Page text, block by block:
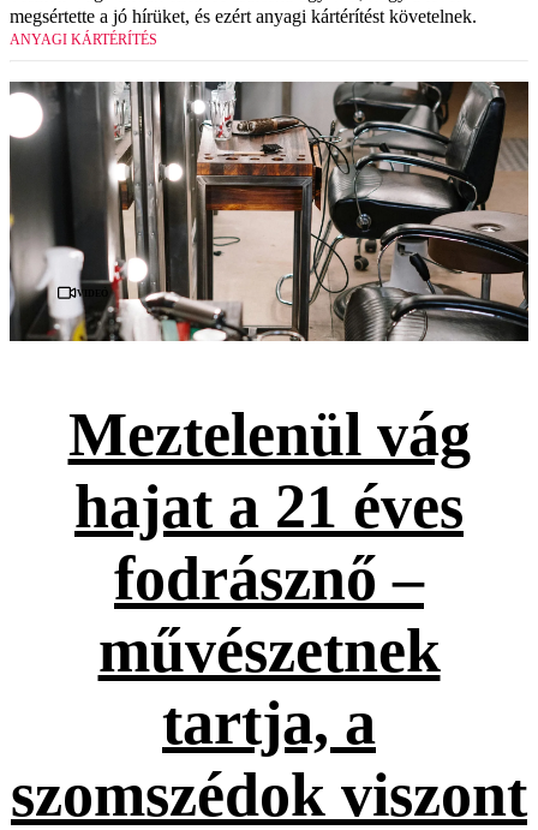
megsértette a jó hírüket, és ezért anyagi kártérítést követelnek.
ANYAGI KÁRTÉRÍTÉS
Videó
Meztelenül vág
hajat a 21 éves
fodrásznő –
művészetnek
tartja, a
szomszédok viszont